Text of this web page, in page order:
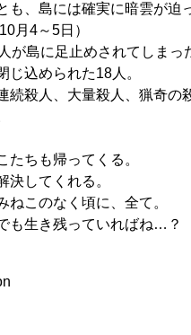
も、島には確実に暗雲が迫
月4～5日）
島に足止めされてしまっ
じ込められた18人。
続殺人、大量殺人、猟奇の
ちも帰ってくる。
してくれる。
このなく頃に、全て。
も生き残っていればね…？